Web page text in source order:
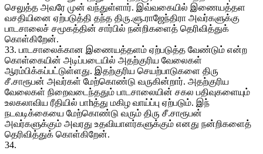
செலுத்த அவரே முன் வந்துள்ளார். இவ்வகையில் இணையத்தள
வசதியினை ஏற்படுத்தி தந்த திரு.ளு.ராஜேந்திரா அவர்களுக்கு
பாடசாலைச் சமூகத்தின் சார்பில் நன்றிகளைத் தெரிவித்துக்
கொள்கிறேன்.
33. பாடசாலைக்கான இணையத்தளம் ஏற்படுத்த வேண்டும் என்ற
கொள்கையின் அடிப்படையில் அதற்குரிய வேலைகள்
ஆரம்பிக்கப்பட்டுள்ளது. இதற்குரிய செயற்பாடுகளை திரு
சீ.சாரூபன் அவர்கள் மேற்கொண்டு வருகின்றார். அதற்குரிய
வேலைகள் நிறைவடைந்ததும் பாடசாலையின் சகல பதிவுகளையும்
உலகலாவிய ரீதியில் பாhத்து மகிழ வாய்ப்பு ஏற்படும். இந்
நடவடிக்கையை மேற்கொண்டு வரும் திரு சீ.சாரூபன்
அவர்களுக்கும் அவரது உதவியாளர்களுக்கும் எனது நன்றிகளைத்
தெரிவித்துக் கொள்கிறேன்.
34.